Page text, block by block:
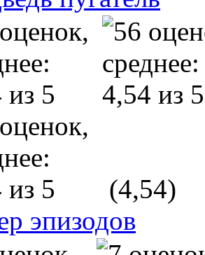
(4,54)
эпизодов